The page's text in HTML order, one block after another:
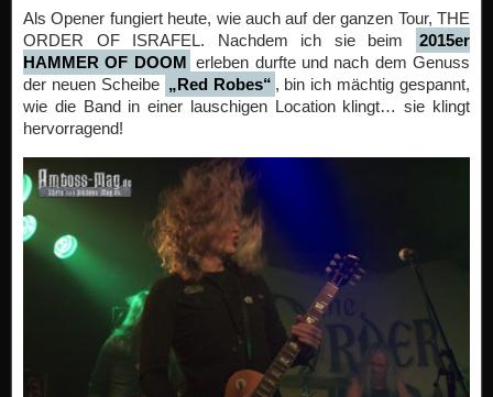
Als Opener fungiert heute, wie auch auf der ganzen Tour, THE
ORDER OF ISRAFEL. Nachdem ich sie beim
2015er
HAMMER OF DOOM erleben durfte und nach dem Genuss
der neuen Scheibe „Red Robes“ , bin ich mächtig gespannt,
wie die Band in einer lauschigen Location klingt… sie klingt
hervorragend!